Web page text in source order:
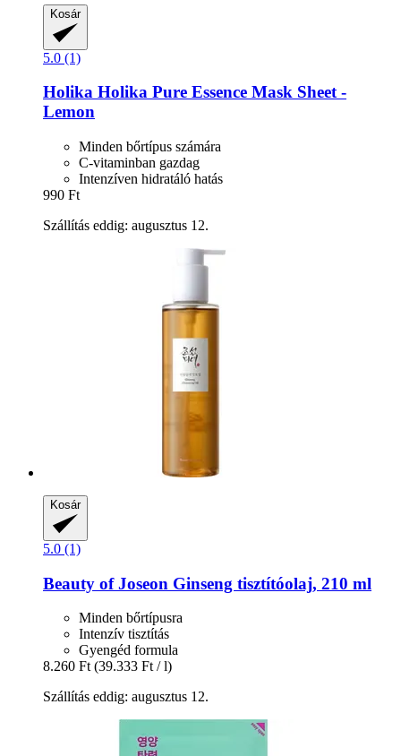
Kosár
5.0 (1)
Holika Holika Pure Essence Mask Sheet -​
Lemon
Minden bőrtípus számára
C-vitaminban gazdag
Intenzíven hidratáló hatás
990 Ft
Szállítás eddig: augusztus 12.
Kosár
5.0 (1)
Beauty of Joseon Ginseng tisztítóolaj, 210 ml
Minden bőrtípusra
Intenzív tisztítás
Gyengéd formula
8.260 Ft (39.333 Ft / l)
Szállítás eddig: augusztus 12.